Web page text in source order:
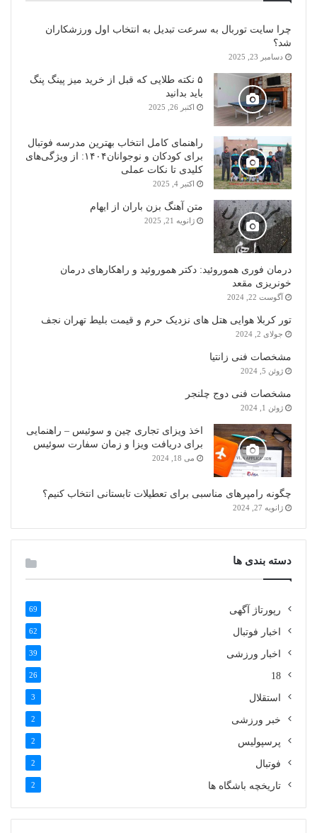
چرا سایت توربال به ‌سرعت تبدیل به انتخاب اول ورزشکاران
شد؟
دسامبر 23, 2025
۵ نکته طلایی که قبل از خرید میز پینگ پنگ
باید بدانید
اکتبر 26, 2025
راهنمای کامل انتخاب بهترین مدرسه فوتبال
برای کودکان و نوجوانان۱۴۰۴: از ویژگی‌های
کلیدی تا نکات عملی
اکتبر 4, 2025
متن آهنگ بزن باران از ایهام
ژانویه 21, 2025
درمان فوری هموروئید: دکتر هموروئید و راهکارهای درمان
خونریزی مقعد
آگوست 22, 2024
تور کربلا هوایی هتل های نزدیک حرم و قیمت بلیط تهران نجف
جولای 2, 2024
مشخصات فنی زانتیا
ژوئن 5, 2024
مشخصات فنی دوج چلنجر
ژوئن 1, 2024
اخذ ویزای تجاری چین و سوئیس – راهنمایی
برای دریافت ویزا و زمان سفارت سوئیس
می 18, 2024
چگونه رامپرهای مناسبی برای تعطیلات تابستانی انتخاب کنیم؟
ژانویه 27, 2024
دسته بندی ها
رپورتاژ آگهی 69
اخبار فوتبال 62
اخبار ورزشی 39
18
26
استقلال 3
خبر ورزشی 2
پرسپولیس 2
فوتبال 2
تاریخچه باشگاه ها 2